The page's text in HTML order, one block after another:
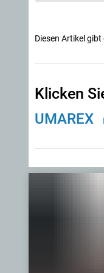
Diesen Artikel
Klicken
UMAREX